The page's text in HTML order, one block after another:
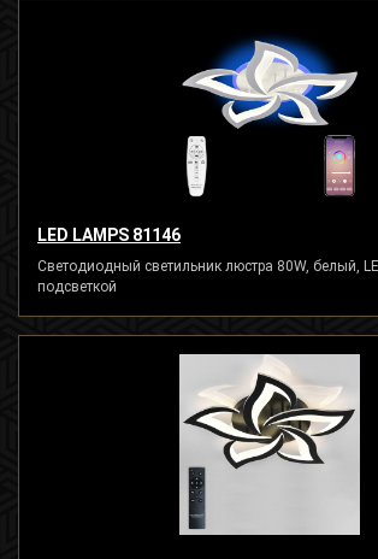
LED LAMPS 81146
Светодиодный светильник люстра 80W, белый,
подсветкой